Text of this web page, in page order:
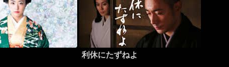
利休にたずねよ